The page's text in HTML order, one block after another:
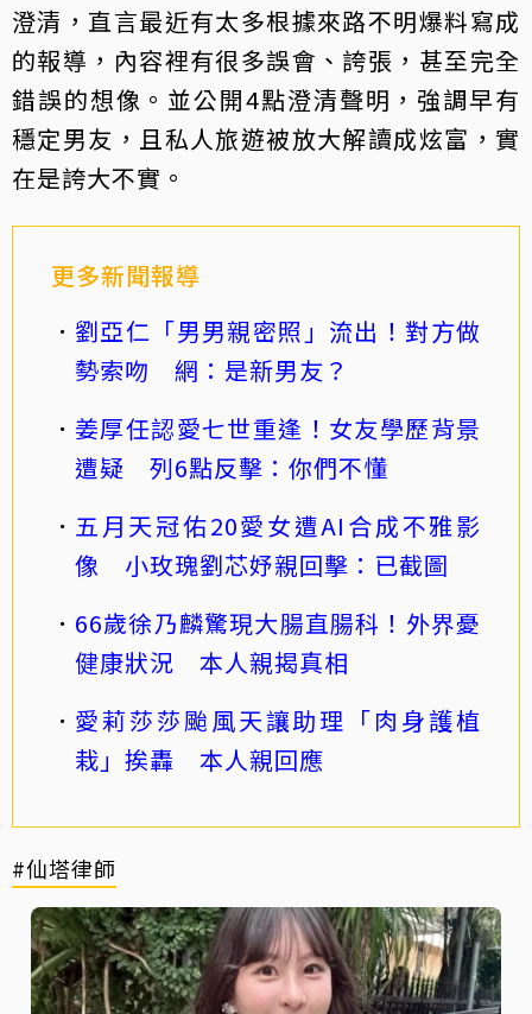
澄清，直言最近有太多根據來路不明爆料寫成
的報導，內容裡有很多誤會、誇張，甚至完全
錯誤的想像。並公開4點澄清聲明，強調早有
穩定男友，且私人旅遊被放大解讀成炫富，實
在是誇大不實。
更多新聞報導
劉亞仁「男男親密照」流出！對方做
勢索吻 網：是新男友？
姜厚任認愛七世重逢！女友學歷背景
遭疑 列6點反擊：你們不懂
五月天冠佑20愛女遭AI合成不雅影
像 小玫瑰劉芯妤親回擊：已截圖
66歲徐乃麟驚現大腸直腸科！外界憂
健康狀況 本人親揭真相
愛莉莎莎颱風天讓助理「肉身護植
栽」挨轟 本人親回應
#仙塔律師